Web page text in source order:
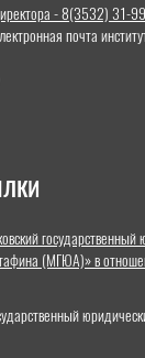
- 8(3532) 31-
почта
государственный
(МГЮА)» в